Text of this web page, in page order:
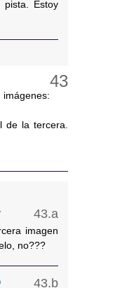
Estoy
de la tercera.
imagen
no???